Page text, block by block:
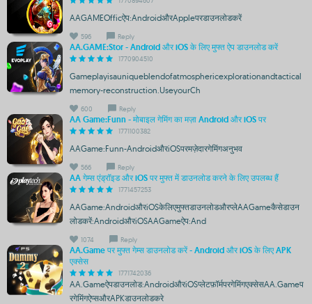
AAGAMEOfficऐप:AndroidऔरAppleपरडाउनलोडकरें
596 Reply
AA.GAME:Stor - Android और iOS के लिए मुफ्त ऐप डाउनलोड करें
1770904510
Gameplayisauniqueblendofatmosphericexplorationandtactical
memory-reconstruction.UseyourCh
600 Reply
AA Game:Funn - मोबाइल गेमिंग का मज़ा Android और iOS पर
1771100382
AAGame:Funn-AndroidऔरiOSपरमज़ेदारगेमिंगअनुभव
566 Reply
AA गेम्स एंड्रॉइड और iOS पर मुफ्त में डाउनलोड करने के लिए उपलब्ध हैं
1771457253
AAGame:AndroidऔरiOSकेलिएमुफ्तडाउनलोडऔरप्लेAAGameकैसेडाउन
लोडकरें:AndroidऔरiOSAAGameऐप:And
1074 Reply
AA.Game पर मुफ्त गेम्स डाउनलोड करें - Android और iOS के लिए APK
एक्सेस
1771742036
AA.Gameऐपडाउनलोड:AndroidऔरiOSप्लेटफ़ॉर्मपरगेमिंगएक्सेसAA.Gameप
रगेमिंगऐप्सऔरAPKडाउनलोडकरे